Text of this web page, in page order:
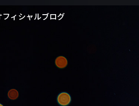
フィシャルブログ